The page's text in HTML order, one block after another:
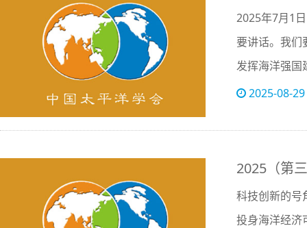
2025年7月1
要讲话。我们
发挥海洋强国
2025-08-29
2025（第
科技创新的号
投身海洋经济